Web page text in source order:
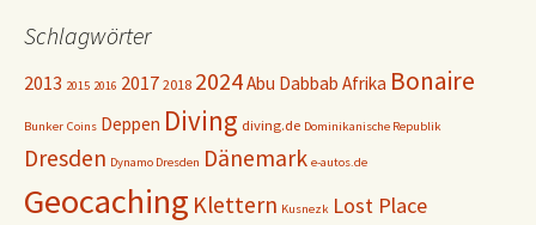
Schlagwörter
2013 2015 2016 2017 2018 2024Abu Dabbab Afrika Bonaire
Bunker Coins Deppen Diving diving.de Dominikanische Republik
Dresden Dynamo Dresden Dänemark e-autos.de
Geocaching Klettern Kusnezk Lost Place